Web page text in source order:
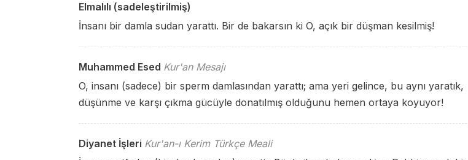
Elmalılı (sadeleştirilmiş)
İnsanı bir damla sudan yarattı. Bir de bakarsın ki O, açık bir düşman kesilmiş!
Muhammed Esed Kur'an Mesajı
O, insanı (sadece) bir sperm damlasından yarattı; ama yeri gelince, bu aynı yaratık,
düşünme ve karşı çıkma gücüyle donatılmış olduğunu hemen ortaya koyuyor!
Diyanet İşleri Kur'an-ı Kerim Türkçe Meali